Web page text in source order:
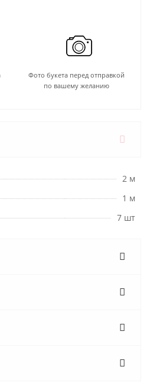
Фото букета перед отправкой
по вашему желанию
2 м
1 м
7 шт